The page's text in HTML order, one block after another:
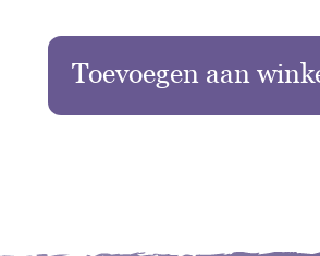
Toevoegen aan